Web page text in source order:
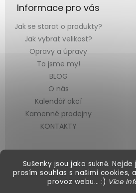
Sušenky jsou jako sukně.
prosím souhlas s našimi cookies,
provoz webu… :) Více
Informace pro vás
Jak se starat o produkty?
Jak vybrat velikost?
Opravy a úpravy
To jsme my!
BLOG
O nás
Kalendář akcí
Kamenné prodejny
KONTAKTY
Vytvořil Shoptet